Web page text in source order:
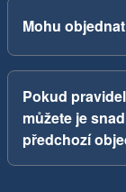
Mohu
Pokud
můžete je
předchozí